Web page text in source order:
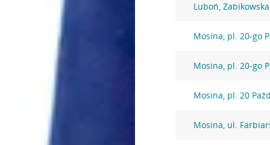
Luboń,
Mosina, pl. 20-go
Mosina, pl. 20-go
Mosina, pl. 20
Mosina, ul.